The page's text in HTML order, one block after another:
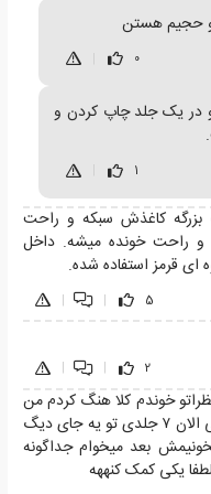
و حجیم هستن
0
در یک جلد چاپ کردن و
1
بزرگه کاغذش سبکه و راحت
و راحت خونده میشه. داخل
ای قرمز استفاده شده.
5
|
|
2
|
|
خوندم کلا هنگ کردم من
تو گوگل زدم اول گفت ۶ جلدی هسنش ولی الان ۷ جلدی تو یه جای دیگ
بعد میخوام جداگونه
یکی کمک کنههه